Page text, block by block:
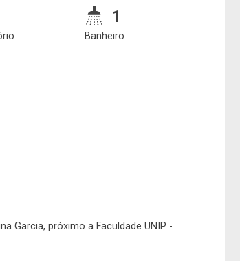
1
Banheiro
Garcia, próximo a Faculdade UNIP -